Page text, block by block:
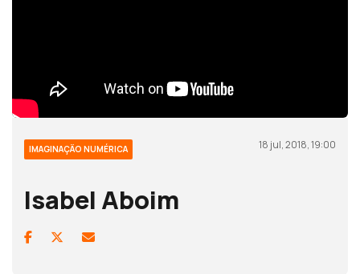
IMAGINAÇÃO NUMÉRICA 18 jul, 2018, 19:00
Isabel Aboim